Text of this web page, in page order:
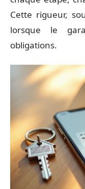
Cette rigueur,
lorsque le
obligations.